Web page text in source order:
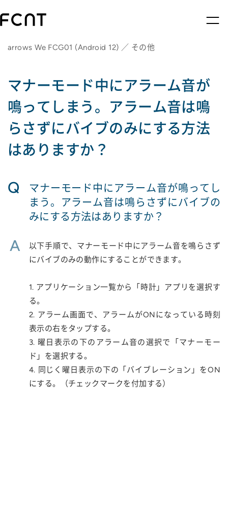
arrows We FCG01 (Android 12) ／ その他
マナーモード中にアラーム音が
鳴ってしまう。アラーム音は鳴
らさずにバイブのみにする方法
はありますか？
Q
マナーモード中にアラーム音が鳴ってし
まう。アラーム音は鳴らさずにバイブの
みにする方法はありますか？
A
以下手順で、マナーモード中にアラーム音を鳴らさず
にバイブのみの動作にすることができます。
1. アプリケーション一覧から「時計」アプリを選択す
る。
2. アラーム画面で、アラームがONになっている時刻
表示の右をタップする。
3. 曜日表示の下のアラーム音の選択で「マナーモー
ド」を選択する。
4. 同じく曜日表示の下の「バイブレーション」をON
にする。（チェックマークを付加する）